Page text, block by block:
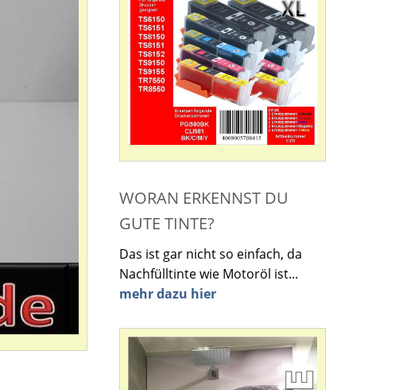
WORAN ERKENNST DU
GUTE TINTE?
Das ist gar nicht so einfach, da
Nachfülltinte wie Motoröl ist...
mehr dazu hier